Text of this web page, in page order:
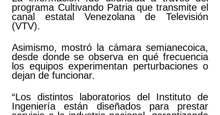
programa Cultivando Patria que transmite el
canal estatal Venezolana de Televisión
(VTV).
Asimismo, mostró la cámara semianecoica,
desde donde se observa en qué frecuencia
los equipos experimentan perturbaciones o
dejan de funcionar.
“Los distintos laboratorios del Instituto de
Ingeniería están diseñados para prestar